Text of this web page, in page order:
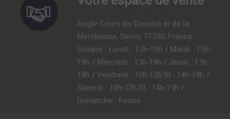
Angle Cours du Danube et de la
Méridienne, Serris, 77700, France
Horaire : Lundi : 13h-19h / Mardi : 15h-
19h / Mercredi : 13h-19h / Jeudi : 13h-
19h / Vendredi : 10h-12h30 - 14h-19h /
Samedi : 10h-12h30 - 14h-19h /
Dimanche : Fermé